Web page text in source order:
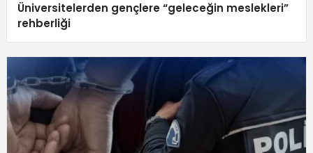
Üniversitelerden gençlere “geleceğin meslekleri”
rehberliği